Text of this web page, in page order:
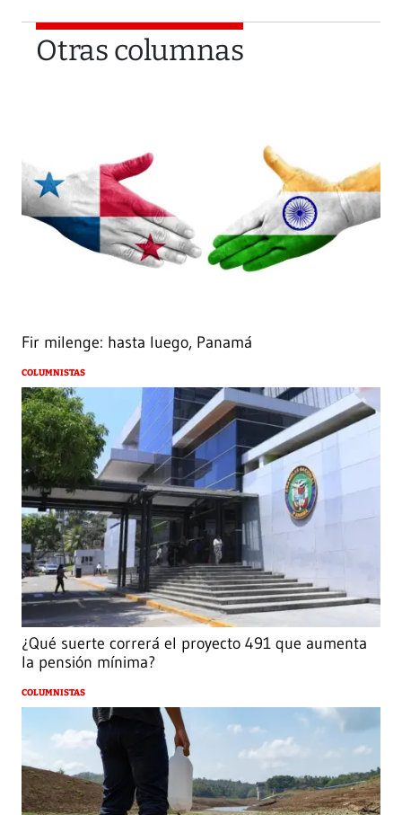
Otras columnas
Fir milenge: hasta luego, Panamá
COLUMNISTAS
¿Qué suerte correrá el proyecto 491 que aumenta
la pensión mínima?
COLUMNISTAS